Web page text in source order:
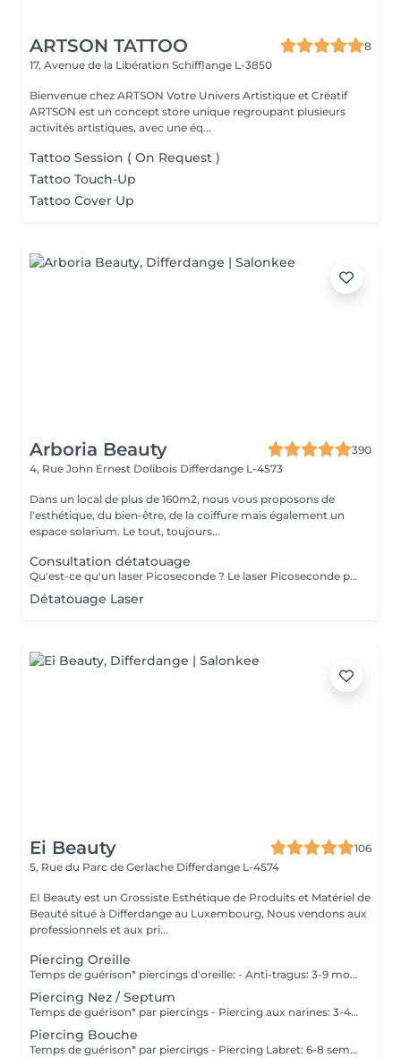
ARTSON TATTOO
8
17, Avenue de la Libération Schifflange L-3850
Bienvenue chez ARTSON Votre Univers Artistique et Créatif
ARTSON est un concept store unique regroupant plusieurs
activités artistiques, avec une éq...
Tattoo Session ( On Request )
Tattoo Touch-Up
Tattoo Cover Up
Arboria Beauty
390
4, Rue John Ernest Dolibois Differdange L-4573
Dans un local de plus de 160m2, nous vous proposons de
l'esthétique, du bien-être, de la coiffure mais également un
espace solarium. Le tout, toujours...
Consultation détatouage
Qu'est-ce qu'un laser Picoseconde ? Le laser Picoseconde permet de délivrer une impulsion lumineuse de l'ordre de 300 picoseconde. Cette brièveté d'impulsion induit une onde de choc capable de fragmenter les pigments du tatouage. Le détatouage était jusqu'à présent réalisé avec des lasers dits «Q Switched» avec une durée d'impulsion de l'ordre de la nanoseconde, beaucoup moins efficace. - Efficace sur les tatouages noirs et de couleurs - Traitement corps, visage et maquillage permanant. - Le détatouage par laser ne laisse pas de cicatrices après le traitement ; - Les séances sont espacées de 30 à 40 jours (au lieu de 2 mois ou plus avec un laser «Q Switched») ; Il est impossible de prédire avec précision le nombre de séances nécessaires. En effet, tout dépend des facteurs sur lesquels nous n'avons aucune information avant de commencer le traitement (qualité et profondeur de l'encre, présence ou non de métaux dans les pigments)
Détatouage Laser
Ei Beauty
106
5, Rue du Parc de Gerlache Differdange L-4574
EI Beauty est un Grossiste Esthétique de Produits et Matériel de
Beauté situé à Differdange au Luxembourg, Nous vendons aux
professionnels et aux pri...
Piercing Oreille
Temps de guérison* piercings d'oreille: - Anti-tragus: 3-9 mois - Piercing de conque: 3-9 mois - Daithpiercing: 3-9 mois - Piercing helix: 3-9 mois - Perçage de fumée: 3-9 mois - Piercing douillet: 3-9 mois - Piercing Tragus: 3-9 mois - Piercing du lobe de l'oreille: 4-8 semaines *Notez également qu'il est indispensable de réaliser les soins quotidiennement pour que la cicatrisation se fasse dans les meilleures conditions. *La guérison est différente d'une personne à l'autre **Si vous êtes mineur, l'autorisation parentale est obligatoire. Industriel Piercing - Sous réserve d'évaluation
Piercing Nez / Septum
Temps de guérison* par piercings - Piercing aux narines: 3-4 semaines - Piercing septum: 4-8 semaines *Notez également qu'il est indispensable de réaliser les soins quotidiennement pour que la cicatrisation se fasse dans les meilleures conditions. *La guérison est différente d'une personne à l'autre **Si vous êtes mineur, l'autorisation parentale est obligatoire.
Piercing Bouche
Temps de guérison* par piercings - Piercing Labret: 6-8 semaines - Piercing des lèvres / côté: 6-8 semaines - Piercing de la lèvre supérieure: 2-3 mois - Piercing de la langue: 4-8 semaines *Notez également qu'il est indispensable de réaliser les soins quotidiennement pour que la cicatrisation se fasse dans les meilleures conditions. *La guérison est différente d'une personne à l'autre **Si vous êtes mineur, l'autorisation parentale est obligatoire.